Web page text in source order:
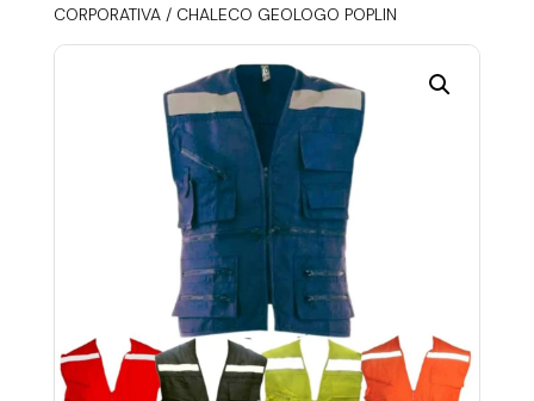
CORPORATIVA/ CHALECO GEOLOGO POPLIN